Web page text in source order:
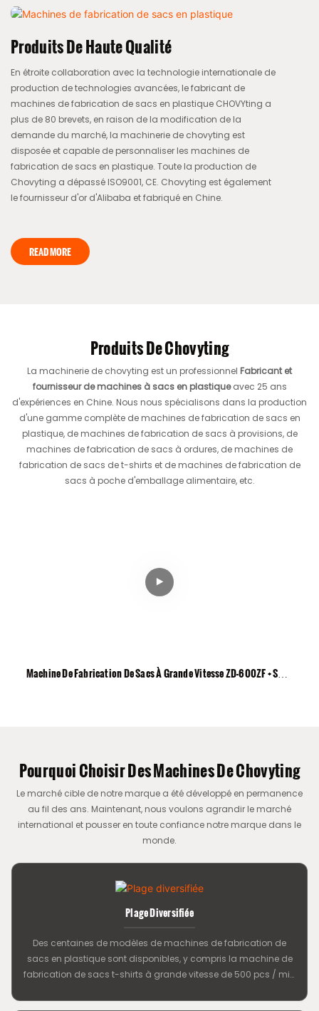
Produits De Haute Qualité
En étroite collaboration avec la technologie internationale de
production de technologies avancées, le fabricant de
machines de fabrication de sacs en plastique CHOVYting a
plus de 80 brevets, en raison de la modification de la
demande du marché, la machinerie de chovyting est
disposée et capable de personnaliser les machines de
fabrication de sacs en plastique. Toute la production de
Chovyting a dépassé ISO9001, CE. Chovyting est également
le fournisseur d'or d'Alibaba et fabriqué en Chine.
READ MORE
Produits De Chovyting
La machinerie de chovyting est un professionnel Fabricant et
fournisseur de machines à sacs en plastiqueavec 25 ans
d'expériences en Chine. Nous nous spécialisons dans la production
d'une gamme complète de machines de fabrication de sacs en
plastique, de machines de fabrication de sacs à provisions, de
machines de fabrication de sacs à ordures, de machines de
fabrication de sacs de t-shirts et de machines de fabrication de
sacs à poche d'emballage alimentaire, etc.
Machine De Fabrication De Sacs À Grande Vitesse ZD-600ZF + SZ
Pourquoi Choisir Des Machines De Chovyting
Le marché cible de notre marque a été développé en permanence
au fil des ans. Maintenant, nous voulons agrandir le marché
international et pousser en toute confiance notre marque dans le
monde.
Plage Diversifiée
Des centaines de modèles de machines de fabrication de
sacs en plastique sont disponibles, y compris la machine de
fabrication de sacs t-shirts à grande vitesse de 500 pcs / min